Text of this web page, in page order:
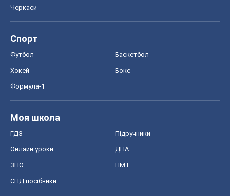
Черкаси
Спорт
Футбол Баскетбол
Хокей Бокс
Формула-1
Моя школа
ГДЗ Підручники
Онлайн уроки ДПА
ЗНО НМТ
СНД посібники